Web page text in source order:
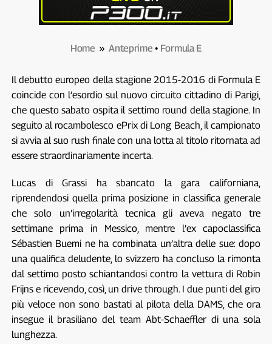
Home »Anteprime • Formula E
Il debutto europeo della stagione 2015-2016 di Formula E
coincide con l’esordio sul nuovo circuito cittadino di Parigi,
che questo sabato ospita il settimo round della stagione. In
seguito al rocambolesco ePrix di Long Beach, il campionato
si avvia al suo rush finale con una lotta al titolo ritornata ad
essere straordinariamente incerta.
Lucas di Grassi ha sbancato la gara californiana,
riprendendosi quella prima posizione in classifica generale
che solo un’irregolarità tecnica gli aveva negato tre
settimane prima in Messico, mentre l’ex capoclassifica
Sébastien Buemi ne ha combinata un’altra delle sue: dopo
una qualifica deludente, lo svizzero ha concluso la rimonta
dal settimo posto schiantandosi contro la vettura di Robin
Frijns e ricevendo, così, un drive through. I due punti del giro
più veloce non sono bastati al pilota della DAMS, che ora
insegue il brasiliano del team Abt-Schaeffler di una sola
lunghezza.